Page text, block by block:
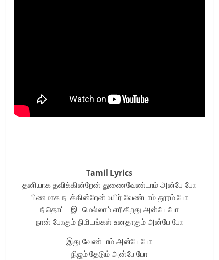
Tamil Lyrics
தனியாக தவிக்கின்றேன் துணைவேண்டாம் அன்பே போ
பிணமாக நடக்கின்றேன் உயிர் வேண்டாம் தூரம் போ
நீ தொட்ட இடமெல்லாம் எரிகிறது அன்பே போ
நான் போகும் நிமிடங்கள் உனதாகும் அன்பே போ
இது வேண்டாம் அன்பே போ
நிஜம் தேடும் அன்பே போ